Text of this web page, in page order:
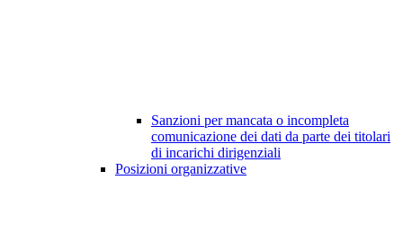
Sanzioni per mancata o incompleta
comunicazione dei dati da parte dei titolari
di incarichi dirigenziali
Posizioni organizzative